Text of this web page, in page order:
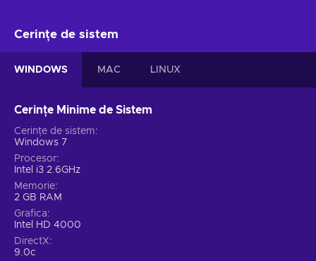
Cerințe de sistem
WINDOWS MAC LINUX
Cerințe Minime de Sistem
Cerințe de sistem
Windows 7
Procesor
Intel i3 2.6GHz
Memorie
2 GB RAM
Grafica
Intel HD 4000
DirectX
9.0c